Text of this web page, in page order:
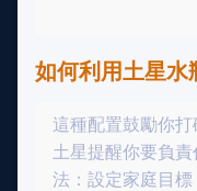
如何利用土星水
這種配置鼓勵你
土星提醒你要負
法：設定家庭目標